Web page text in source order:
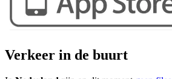
Verkeer in de buurt